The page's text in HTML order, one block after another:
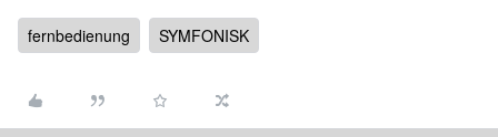
fernbedienung SYMFONISK